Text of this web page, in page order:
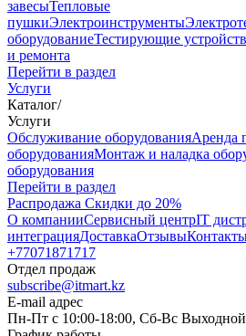
завесыТепловые
пушкиЭлектроинструменты
оборудованиеТестирующие
и ремонта
Перейти в раздел
Услуги
Каталог/
Услуги
Oбслуживание оборудованияАренда
оборудованияМонтаж и наладка
оборудования
Перейти в раздел
Распродажа Скидки до 20%
О компанииСервисный центрIT
интеграцияДоставкаОтзывы
+77071871717
Отдел продаж
subscribe@itmart.kz
E-mail адрес
Пн-Пт с 10:00-18:00, Сб-Вс Выходной